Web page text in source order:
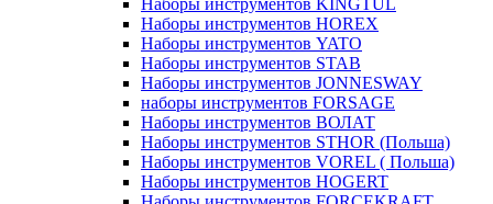
Наборы инструментов KINGTUL
Наборы инструментов HOREX
Наборы инструментов YATO
Наборы инструментов STAB
Наборы инструментов JONNESWAY
наборы инструментов FORSAGE
Наборы инструментов ВОЛАТ
Наборы инструментов STHOR (Польша)
Наборы инструментов VOREL ( Польша)
Наборы инструментов HOGERT